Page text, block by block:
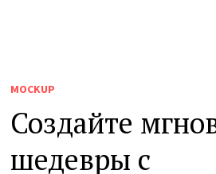
MOCKUP
Создайте
шедевры с